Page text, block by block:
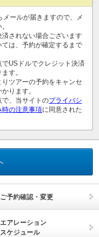
メールが届きますので、メ
されない場合ございます
は、予約が確定するまで
USドルでクレジット決済
す。
ツアーの予約をキャンセ
ります。
で、当サイトのプライバシ
時の注意事項に同意された
ご予約確認・変更
エアレーション
スケジュール